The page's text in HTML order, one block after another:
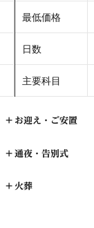
+
+
+
最低価格
日数
主要科目
お迎え・ご安置
通夜・告別式
火葬